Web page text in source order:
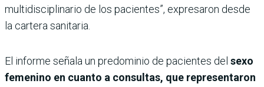
multidisciplinario de los pacientes”, expresaron desde
la cartera sanitaria.
El informe señala un predominio de pacientes del sexo
femenino en cuanto a consultas, que representaron